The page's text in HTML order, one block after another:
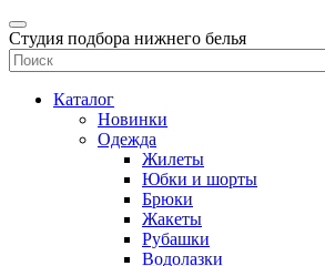
Студия подбора нижнего белья
Каталог
Новинки
Одежда
Жилеты
Юбки и шорты
Брюки
Жакеты
Рубашки
Водолазки